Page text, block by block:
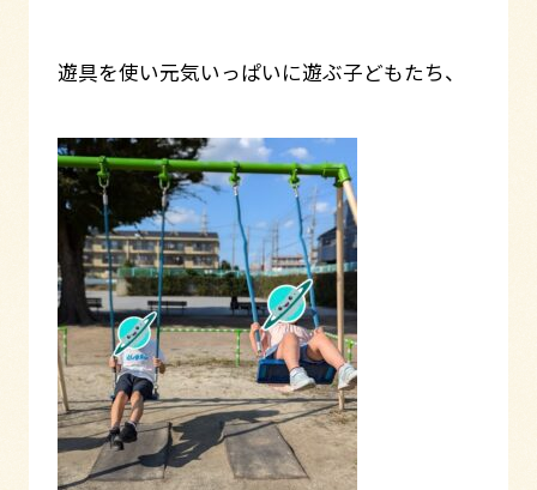
遊具を使い元気いっぱいに遊ぶ子どもたち、